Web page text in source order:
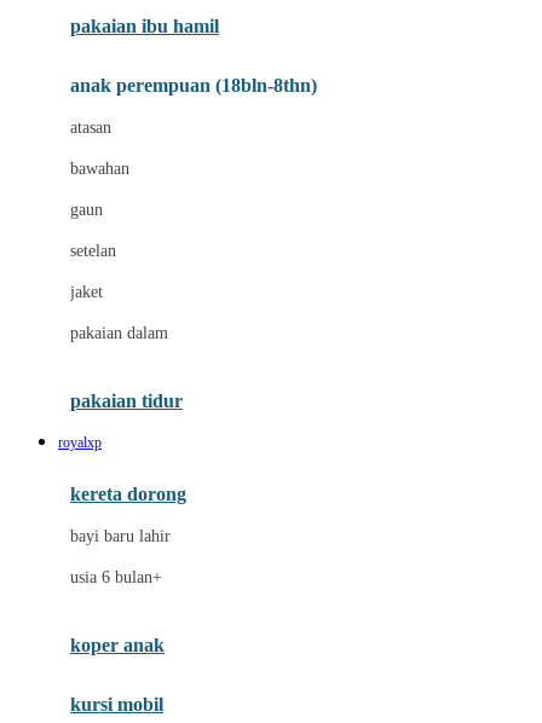
Cottonseeds
Crane
Drew
E
ELC
Ergobaby
Ezyroller
F
pakaian ibu hamil
anak perempuan (18bln-8thn)
atasan
bawahan
gaun
setelan
jaket
pakaian dalam
pakaian tidur
royalxp
kereta dorong
bayi baru lahir
usia 6 bulan+
koper anak
kursi mobil